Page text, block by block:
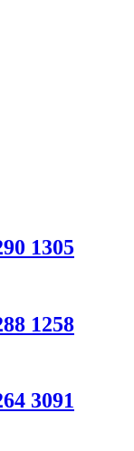
1305
1258
3091